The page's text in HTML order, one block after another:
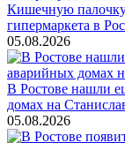
Кишечную
гипермаркета в
05.08.2026
В Ростове нашли
домах на
05.08.2026